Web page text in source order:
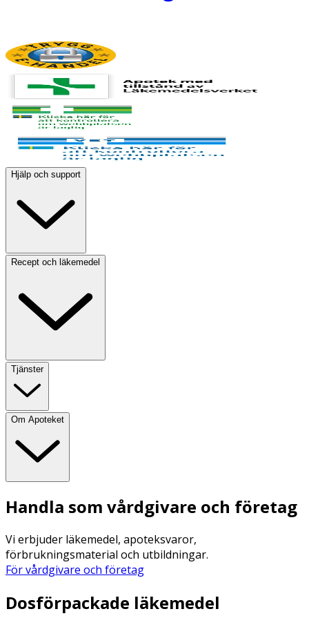
Hjälp och support
Recept och läkemedel
Tjänster
Om Apoteket
Handla som vårdgivare och företag
Vi erbjuder läkemedel, apoteksvaror,
förbrukningsmaterial och utbildningar.
För vårdgivare och företag
Dosförpackade läkemedel